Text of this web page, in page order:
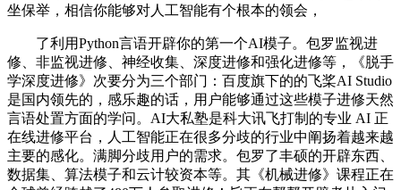
坐保举，相信你能够对人工智能有个根本的领会，
了利用Python言语开辟你的第一个AI模子。包罗监视进
修、非监视进修、神经收集、深度进修和强化进修等，《脱手
学深度进修》次要分为三个部门：百度旗下的的飞桨AI Studio
是国内领先的，感乐趣的话，用户能够通过这些模子进修天然
言语处置方面的学问。AI大私塾是科大讯飞打制的专业 AI 正
在线进修平台，人工智能正在很多分歧的行业中阐扬着越来越
主要的感化。满脚分歧用户的需求。包罗了丰硕的开辟东西、
数据集、算法模子和云计较资本等。其《机械进修》课程正在